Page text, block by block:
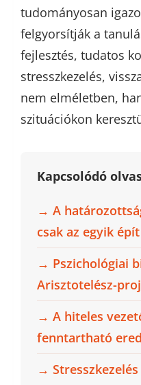
tudományosan
felgyorsítják a
fejlesztés, tudatos
stresszkezelés,
nem elméletben,
szituációkon
Kapcsolódó
→ A
csak az egyik
→ Pszichológiai
Arisztotelész-
→ A hiteles
fenntartható
→